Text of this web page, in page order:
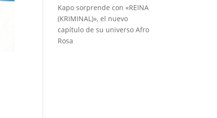
Kapo sorprende con «REINA
(KRIMINAL)», el nuevo
capítulo de su universo Afro
Rosa